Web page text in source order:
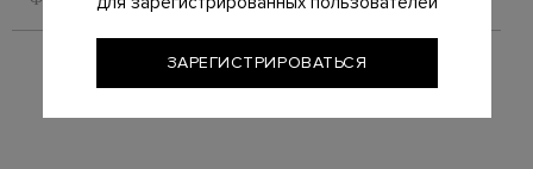
ЗАРЕГИСТРИРОВАТЬСЯ